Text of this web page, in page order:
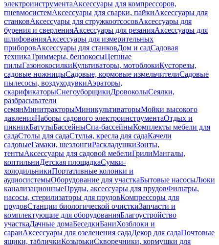
электроинструментаАксессуары для компрессоров,
пневмосистемАксессуары для сварки, пайкиАксессуары для
станковАксессуары для стружкоотсосовАксессуары для
бурения и сверленияАксессуары для резанияАксессуары для
шлифованияАксессуары для измерительных
приборовАксессуары для станковДом и садСадовая
техникаТриммеры, бензокосыЦепные
пилыГазонокосилкиКультиваторы, мотоблокиКусторезы,
садовые ножницыСадовые, кормовые измельчителиСадовые
пылесосы, воздуходувкиАэраторы,
скарификаторыСнегоуборщикиДровоколыСеялки,
разбрасыватели
семянМинитракторыМиникультиваторыМойки высокого
давленияНаборы садового электроинструментаОтдых и
пикникБатутыБассейныСпа-бассейныКомплекты мебели для
садаСтолы для садаСтулья, кресла для садаКачели
садовыеГамаки, шезлонгиРаскладушкиЗонты,
тентыАксессуары для садовой мебелиГрилиМангалы,
коптильниДетская площадкаСумки-
холодильникиПортативные колонки и
аудиосистемыОборудование для участкаБытовые насосыЛюки
канализационныеПруды, аксессуары для прудовФильтры,
насосы, стерилизаторы для прудовКомпрессоры для
прудовСтанции биологической очисткиЗапчасти и
комплектующие для оборудованияБлагоустройство
участкаДачные домаБеседкиБаниХозблоки и
сараиАксессуары для озеленения садаДекор для садаПочтовые
ящики, табличкиКозырькиСкворечники, кормушки для